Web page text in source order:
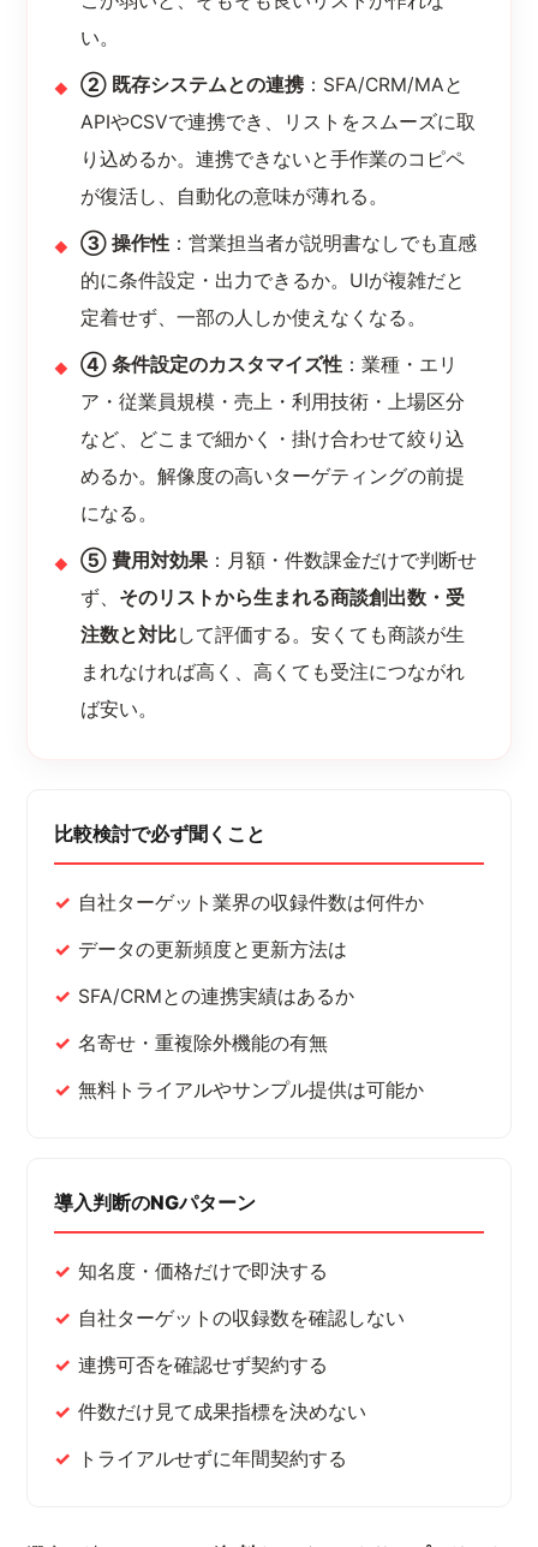
い。
② 既存システムとの連携 ：SFA/CRM/MAと
APIやCSVで連携でき、リストをスムーズに取
り込めるか。連携できないと手作業のコピペ
が復活し、自動化の意味が薄れる。
③ 操作性 ：営業担当者が説明書なしでも直感
的に条件設定・出力できるか。UIが複雑だと
定着せず、一部の人しか使えなくなる。
④ 条件設定のカスタマイズ性 ：業種・エリ
ア・従業員規模・売上・利用技術・上場区分
など、どこまで細かく・掛け合わせて絞り込
めるか。解像度の高いターゲティングの前提
になる。
⑤ 費用対効果 ：月額・件数課金だけで判断せ
ず、 そのリストから生まれる商談創出数・受
注数と対比して評価する。安くても商談が生
まれなければ高く、高くても受注につながれ
ば安い。
比較検討で必ず聞くこと
自社ターゲット業界の収録件数は何件か
データの更新頻度と更新方法は
SFA/CRMとの連携実績はあるか
名寄せ・重複除外機能の有無
無料トライアルやサンプル提供は可能か
導入判断のNGパターン
知名度・価格だけで即決する
自社ターゲットの収録数を確認しない
連携可否を確認せず契約する
件数だけ見て成果指標を決めない
トライアルせずに年間契約する